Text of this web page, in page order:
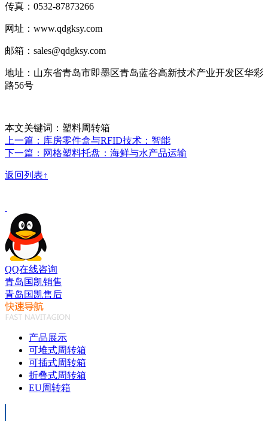
传真：0532-87873266
网址：www.qdgksy.com
邮箱：sales@qdgksy.com
地址：山东省青岛市即墨区青岛蓝谷高新技术产业开发区华彩
路56号
本文关键词：塑料周转箱
上一篇：库房零件盒与RFID技术：智能
下一篇：网格塑料托盘：海鲜与水产品运输
返回列表↑
QQ在线咨询
青岛国凯销售
青岛国凯售后
产品展示
可堆式周转箱
可插式周转箱
折叠式周转箱
EU周转箱